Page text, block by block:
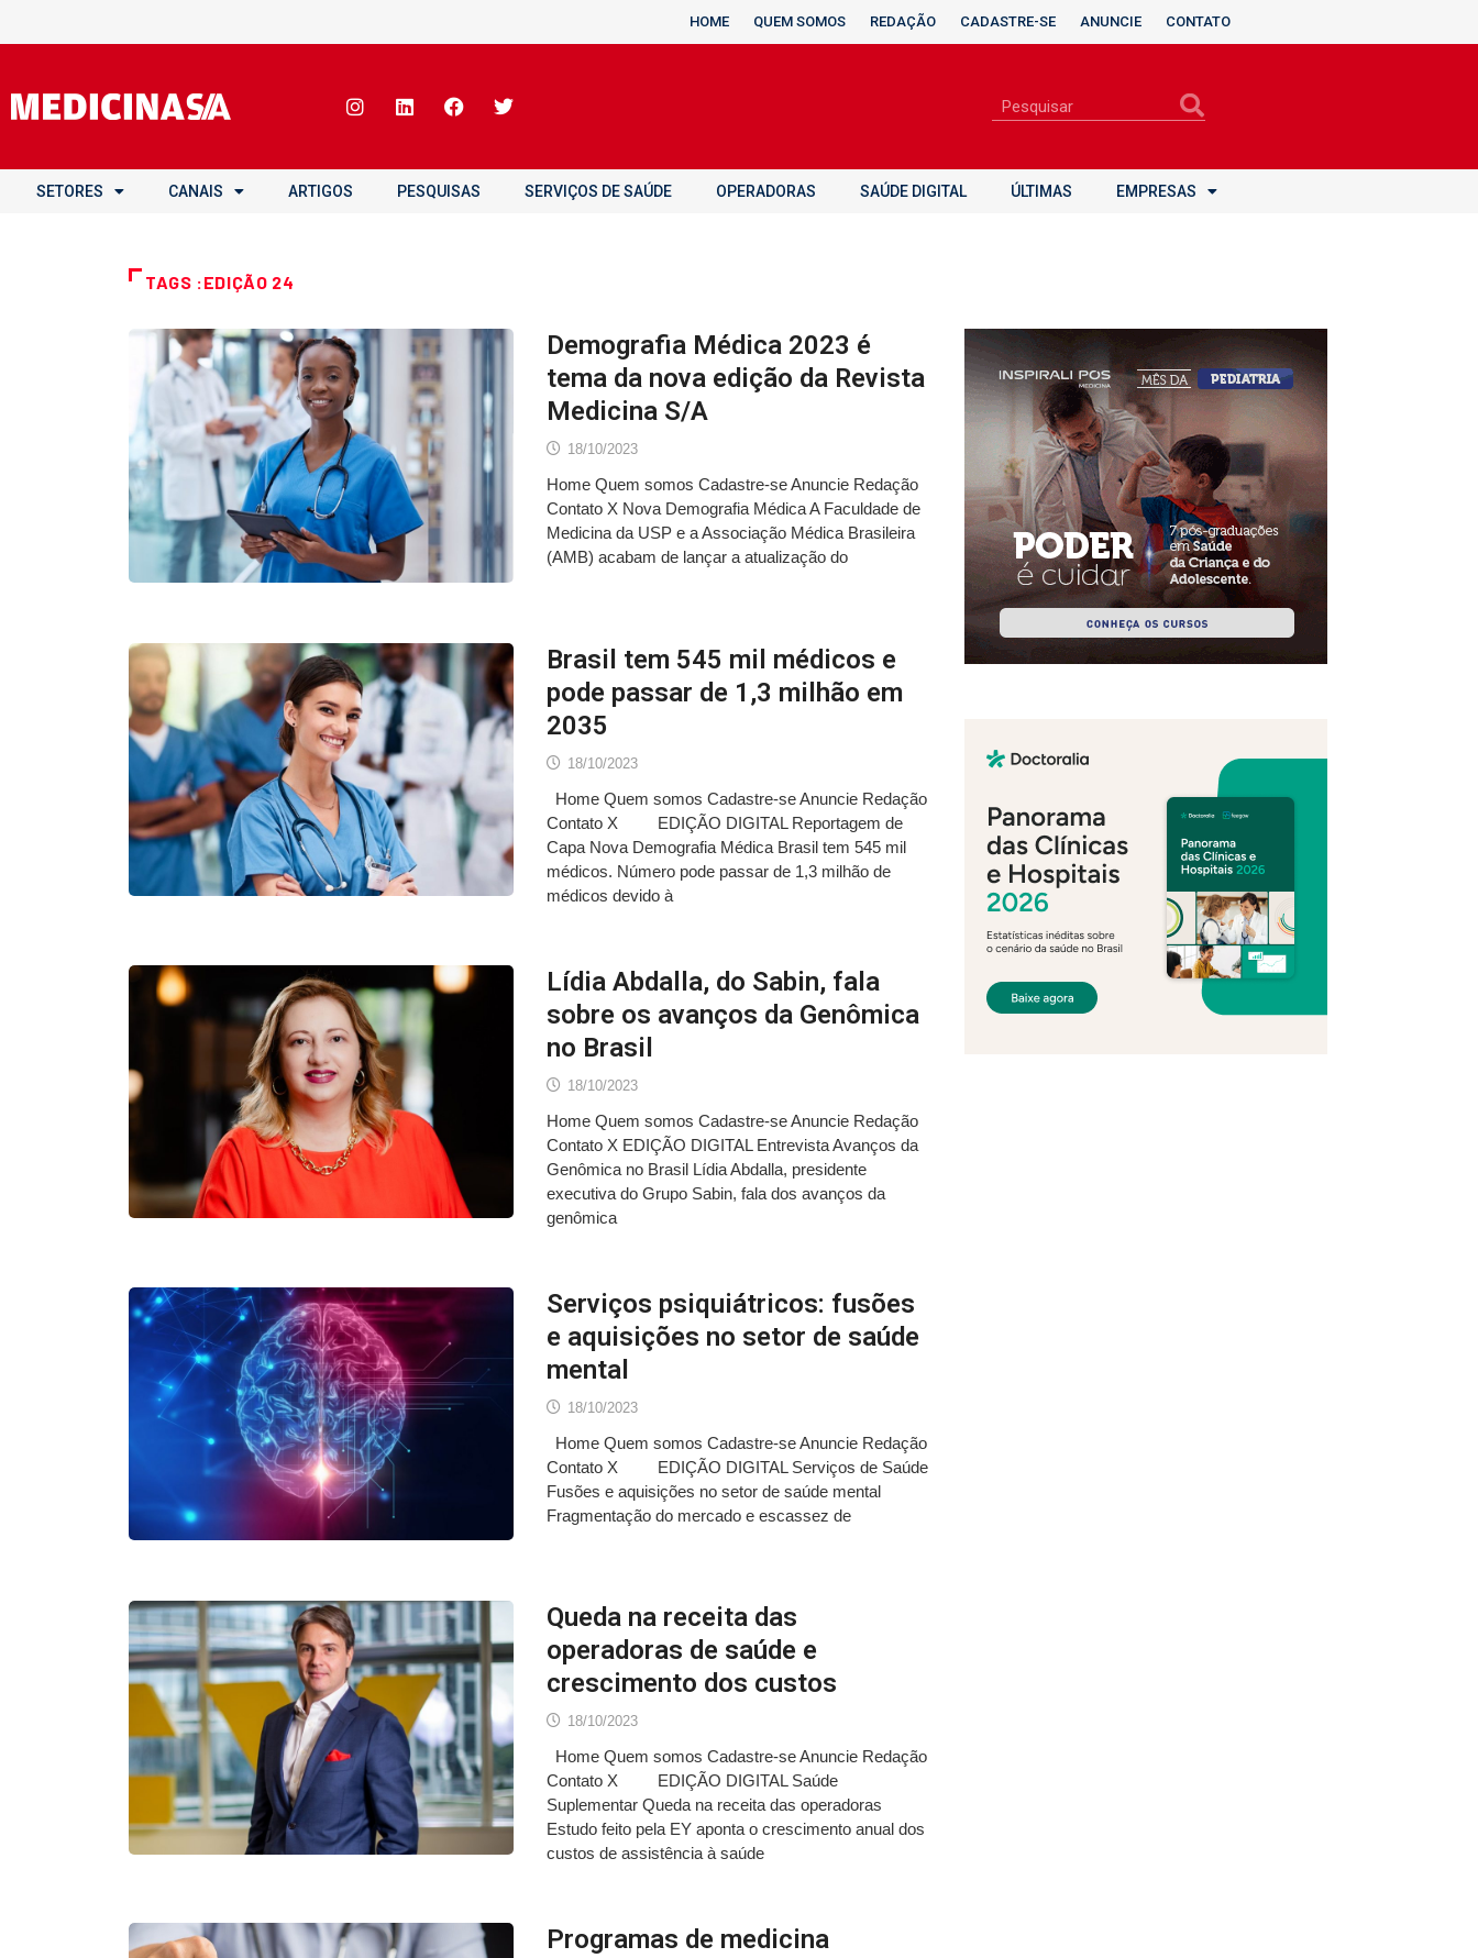
HOME QUEM SOMOS REDAÇÃO CADASTRE-SE ANUNCIE CONTATO
SETORES CANAIS ARTIGOS PESQUISAS SERVIÇOS DE SAÚDE OPERADORAS SAÚDE DIGITAL ÚLTIMAS EMPRESAS
TAGS :EDIÇÃO 24
Demografia Médica 2023 é
tema da nova edição da Revista
Medicina S/A
18/10/2023
Home Quem somos Cadastre-se Anuncie Redação
Contato X Nova Demografia Médica A Faculdade de
Medicina da USP e a Associação Médica Brasileira
(AMB) acabam de lançar a atualização do
Brasil tem 545 mil médicos e
pode passar de 1,3 milhão em
2035
18/10/2023
Home Quem somos Cadastre-se Anuncie Redação
Contato X EDIÇÃO DIGITAL Reportagem de
Capa Nova Demografia Médica Brasil tem 545 mil
médicos. Número pode passar de 1,3 milhão de
médicos devido à
Lídia Abdalla, do Sabin, fala
sobre os avanços da Genômica
no Brasil
18/10/2023
Home Quem somos Cadastre-se Anuncie Redação
Contato X EDIÇÃO DIGITAL Entrevista Avanços da
Genômica no Brasil Lídia Abdalla, presidente
executiva do Grupo Sabin, fala dos avanços da
genômica
Serviços psiquiátricos: fusões
e aquisições no setor de saúde
mental
18/10/2023
Home Quem somos Cadastre-se Anuncie Redação
Contato X EDIÇÃO DIGITAL Serviços de Saúde
Fusões e aquisições no setor de saúde mental
Fragmentação do mercado e escassez de
Queda na receita das
operadoras de saúde e
crescimento dos custos
18/10/2023
Home Quem somos Cadastre-se Anuncie Redação
Contato X EDIÇÃO DIGITAL Saúde
Suplementar Queda na receita das operadoras
Estudo feito pela EY aponta o crescimento anual dos
custos de assistência à saúde
Programas de medicina